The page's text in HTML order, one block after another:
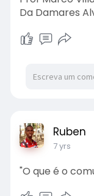
Da Damares
Ruben
7 yrs
"O que é o